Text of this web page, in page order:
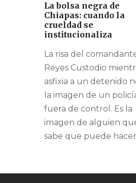
La bolsa negra de
Chiapas: cuando la
crueldad se
institucionaliza
La risa del
Reyes Custodio
asfixia a un detenido
la imagen de un
fuera de control. Es la
imagen de alguien
sabe que puede